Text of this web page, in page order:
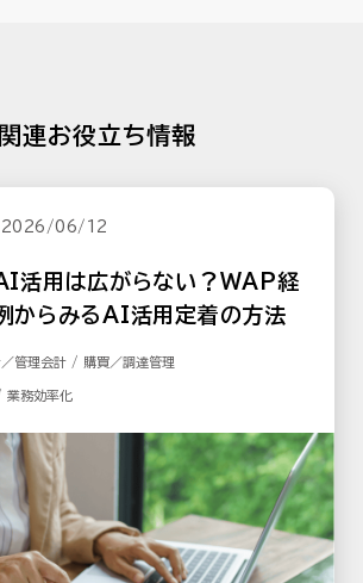
関連お役立ち情報
2026/06/12
活用は広がらない？WAP経
からみるAI活用定着の方法
／管理会計 / 購買／調達管理
業務効率化